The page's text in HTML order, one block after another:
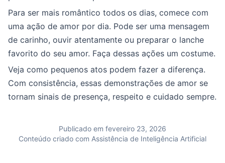
Para ser mais romântico todos os dias, comece com
uma ação de amor por dia. Pode ser uma mensagem
de carinho, ouvir atentamente ou preparar o lanche
favorito do seu amor. Faça dessas ações um costume.
Veja como pequenos atos podem fazer a diferença.
Com consistência, essas demonstrações de amor se
tornam sinais de presença, respeito e cuidado sempre.
Publicado em fevereiro 23, 2026
Conteúdo criado com Assistência de Inteligência Artificial